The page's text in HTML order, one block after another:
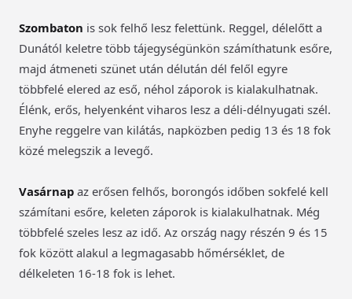
Szombaton is sok felhő lesz felettünk. Reggel, délelőtt a
Dunától keletre több tájegységünkön számíthatunk esőre,
majd átmeneti szünet után délután dél felől egyre
többfelé elered az eső, néhol záporok is kialakulhatnak.
Élénk, erős, helyenként viharos lesz a déli-délnyugati szél.
Enyhe reggelre van kilátás, napközben pedig 13 és 18 fok
közé melegszik a levegő.
Vasárnap az erősen felhős, borongós időben sokfelé kell
számítani esőre, keleten záporok is kialakulhatnak. Még
többfelé szeles lesz az idő. Az ország nagy részén 9 és 15
fok között alakul a legmagasabb hőmérséklet, de
délkeleten 16-18 fok is lehet.